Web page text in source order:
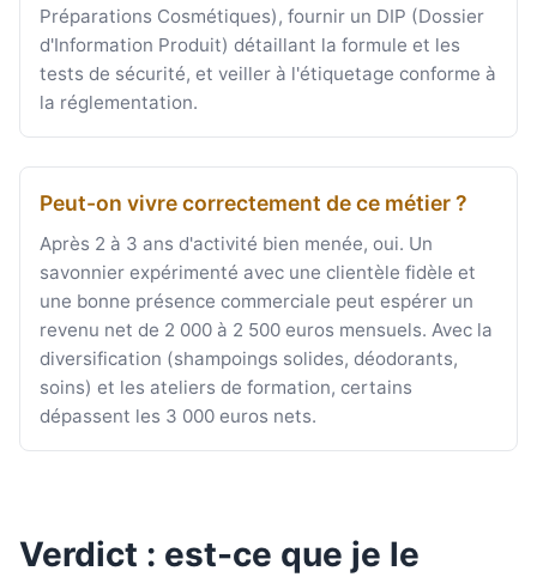
Préparations Cosmétiques), fournir un DIP (Dossier
d'Information Produit) détaillant la formule et les
tests de sécurité, et veiller à l'étiquetage conforme à
la réglementation.
Peut-on vivre correctement de ce métier ?
Après 2 à 3 ans d'activité bien menée, oui. Un
savonnier expérimenté avec une clientèle fidèle et
une bonne présence commerciale peut espérer un
revenu net de 2 000 à 2 500 euros mensuels. Avec la
diversification (shampoings solides, déodorants,
soins) et les ateliers de formation, certains
dépassent les 3 000 euros nets.
Verdict : est-ce que je le